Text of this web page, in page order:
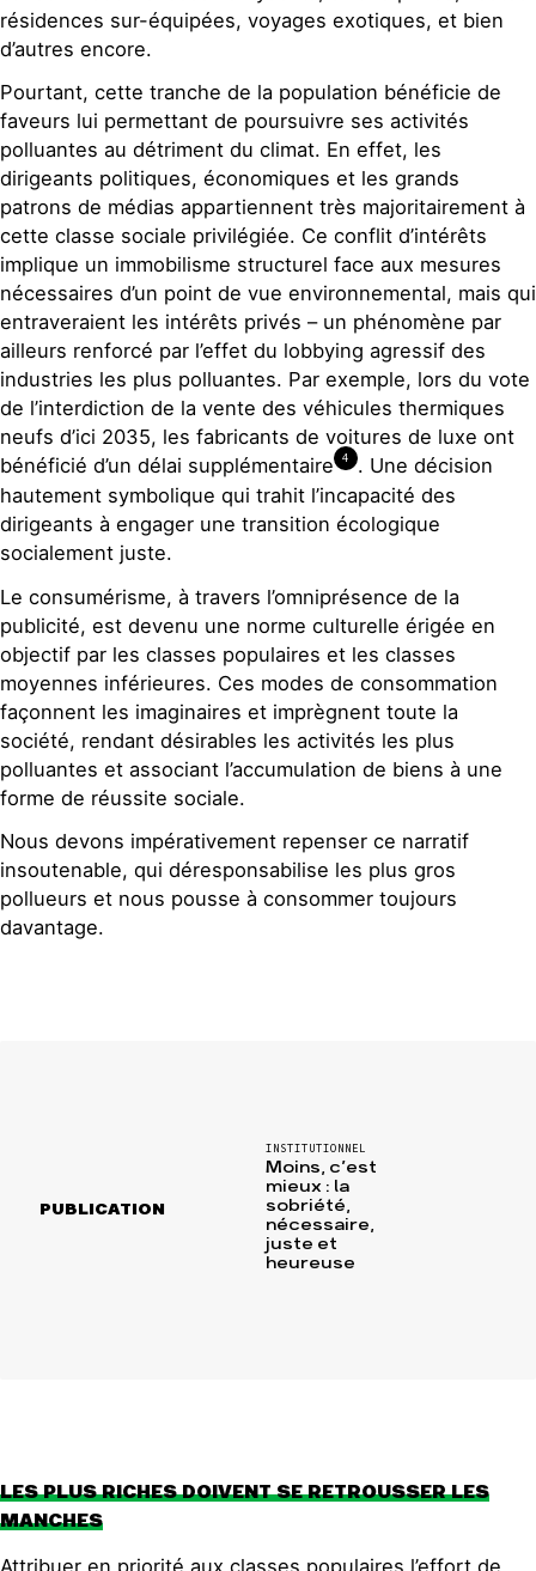
résidences sur-équipées, voyages exotiques, et bien
d’autres encore.
Pourtant, cette tranche de la population bénéficie de
faveurs lui permettant de poursuivre ses activités
polluantes au détriment du climat. En effet, les
dirigeants politiques, économiques et les grands
patrons de médias appartiennent très majoritairement à
cette classe sociale privilégiée. Ce conflit d’intérêts
implique un immobilisme structurel face aux mesures
nécessaires d’un point de vue environnemental, mais qui
entraveraient les intérêts privés – un phénomène par
ailleurs renforcé par l’effet du lobbying agressif des
industries les plus polluantes. Par exemple, lors du vote
de l’interdiction de la vente des véhicules thermiques
neufs d’ici 2035, les fabricants de voitures de luxe ont
bénéficié d’un délai supplémentaire
4
. Une décision
hautement symbolique qui trahit l’incapacité des
dirigeants à engager une transition écologique
socialement juste.
Le consumérisme, à travers l’omniprésence de la
publicité, est devenu une norme culturelle érigée en
objectif par les classes populaires et les classes
moyennes inférieures. Ces modes de consommation
façonnent les imaginaires et imprègnent toute la
société, rendant désirables les activités les plus
polluantes et associant l’accumulation de biens à une
forme de réussite sociale.
Nous devons impérativement repenser ce narratif
insoutenable, qui déresponsabilise les plus gros
pollueurs et nous pousse à consommer toujours
davantage.
PUBLICATION
INSTITUTIONNEL
Moins, c’est
mieux : la
sobriété,
nécessaire,
juste et
heureuse
LES PLUS RICHES DOIVENT SE RETROUSSER LES
MANCHES
Attribuer en priorité aux classes populaires l’effort de